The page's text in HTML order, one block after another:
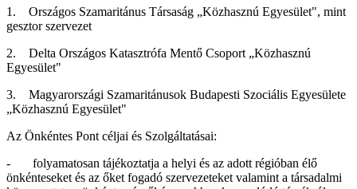
1. Országos Szamaritánus Társaság „Közhasznú Egyesület", mint
gesztor szervezet
2. Delta Országos Katasztrófa Mentő Csoport „Közhasznú
Egyesület"
3. Magyarországi Szamaritánusok Budapesti Szociális Egyesülete
„Közhasznú Egyesület"
Az Önkéntes Pont céljai és Szolgáltatásai:
- folyamatosan tájékoztatja a helyi és az adott régióban élő
önkénteseket és az őket fogadó szervezeteket valamint a társadalmi